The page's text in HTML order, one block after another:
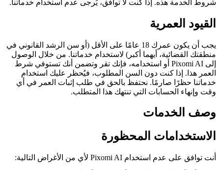
شروط الخدمة هذه. إذا كنت لا توافق، يُرجى عدم استخدام خدماتنا.
القيود العمرية
يجب أن يكون عمرك 18 عامًا على الأقل (أو سن الرشد القانوني في
منطقتك القضائية، أيهما أكبر) لاستخدام خدماتنا. من خلال الوصول
إلى Pixomi AI أو استخدامه، فإنك تقر وتضمن أنك تستوفي شرط
العمر هذا. إذا كنت دون السن المطلوب، فيُحظر عليك استخدام
خدماتنا حظرًا صارمًا. نحتفظ بالحق في طلب إثبات العمر في أي
وقت وإنهاء الحسابات التي تنتهك هذا المتطلب.
وصف الخدمات
الاستخدامات المحظورة
أنت توافق على عدم استخدام Pixomi AI لأي من الأغراض التالية: